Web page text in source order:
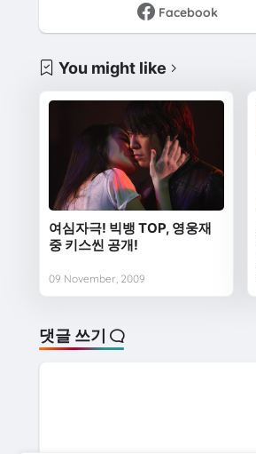
Facebook
You might like
여심자극! 빅뱅 TOP, 영웅재
중 키스씬 공개!
09 November, 2009
댓글 쓰기